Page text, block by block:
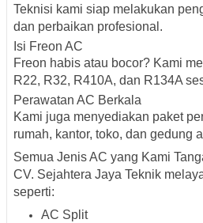
Teknisi kami siap melakukan
dan perbaikan profesional.
Isi Freon AC
Freon habis atau bocor? Kami
R22, R32, R410A, dan R134A
Perawatan AC Berkala
Kami juga menyediakan paket
rumah, kantor, toko, dan gedung
Semua Jenis AC yang Kami
CV. Sejahtera Jaya Teknik
seperti:
AC Split